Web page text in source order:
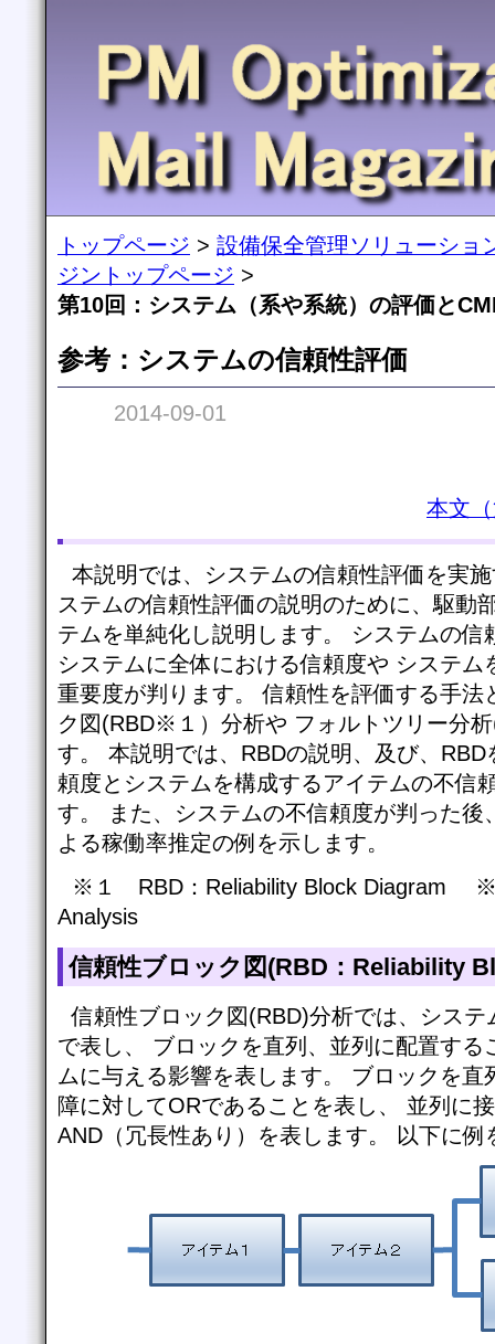
トップページ > 設備保全管理ソリューショ
ジントップページ >
第10回：システム（系や系統）の評価と
参考：システムの信頼性評価
2014-09-01
本文
本説明では、システムの信頼性評価を実
ステムの信頼性評価の説明のために、駆動
テムを単純化し説明します。 システムの信
システムに全体における信頼度や システム
重要度が判ります。 信頼性を評価する手法
ク図(RBD※１）分析や フォルトツリー分
す。 本説明では、RBDの説明、及び、
頼度とシステムを構成するアイテムの不信
す。 また、システムの不信頼度が判った後
よる稼働率推定の例を示します。
※１ RBD：Reliability Block Diagram
Analysis
信頼性ブロック図(RBD：Reliability
信頼性ブロック図(RBD)分析では、シス
で表し、 ブロックを直列、並列に配置する
ムに与える影響を表します。 ブロックを直
障に対してORであることを表し、 並列に
AND（冗長性あり）を表します。 以下に例